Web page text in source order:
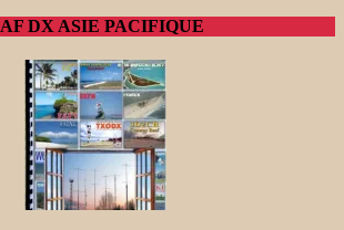
DX ASIE PACIFIQUE